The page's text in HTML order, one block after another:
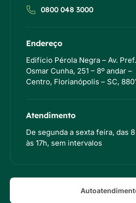
0800 048 3000
Endereço
Edifício Pérola Negra – Av. Pref.
Osmar Cunha, 251 – 8º andar –
Centro, Florianópolis – SC,
Atendimento
De segunda a sexta feira, das 8
às 17h, sem intervalos